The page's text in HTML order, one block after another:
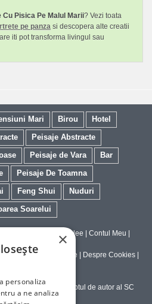
Cu Pisica Pe Malul Marii? Vezi toata
pe panza si descopera alte creatii
iti pot transforma livingul sau
Mari Birou
Hotel
Peisaje Abstracte
Peisaje de Vara
Bar
Peisaje De Toamna
Feng Shui
Nuduri
Soarelui
Calitatea Tablourilor Giclee Contul Meu
la Comanda
de Confidentialitate Despre Cookies
şi imaginile sub dreptul de autor al SC
SRL
×
personaliza
a ne analiza